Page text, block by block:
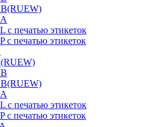
с печатью этикеток
с печатью этикеток
с печатью этикеток
с печатью этикеток